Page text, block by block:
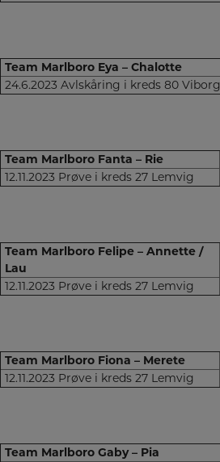
Team Marlboro Eya – Chalotte
24.6.2023 Avlskåring i kreds 80 Viborg
Team Marlboro Fanta – Rie
12.11.2023 Prøve i kreds 27 Lemvig
Team Marlboro Felipe – Annette /
Lau
12.11.2023 Prøve i kreds 27 Lemvig
Team Marlboro Fiona – Merete
12.11.2023 Prøve i kreds 27 Lemvig
Team Marlboro Gaby – Pia